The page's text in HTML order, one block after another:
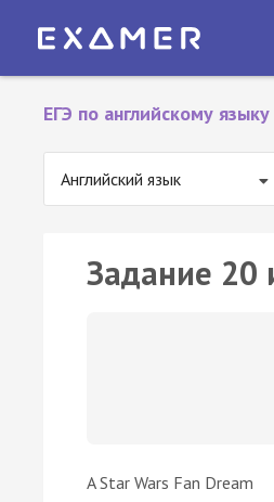
ЕГЭ по английскому
Английский язык
Задание 20
A Star Wars Fan Dream